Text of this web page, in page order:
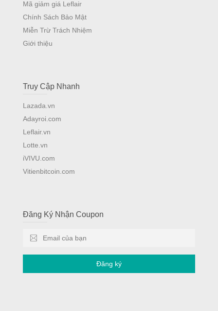
Mã giảm giá Leflair
Chính Sách Bảo Mật
Miễn Trừ Trách Nhiệm
Giới thiệu
Truy Cập Nhanh
Lazada.vn
Adayroi.com
Leflair.vn
Lotte.vn
iVIVU.com
Vitienbitcoin.com
Đăng Ký Nhận Coupon
Đăng ký